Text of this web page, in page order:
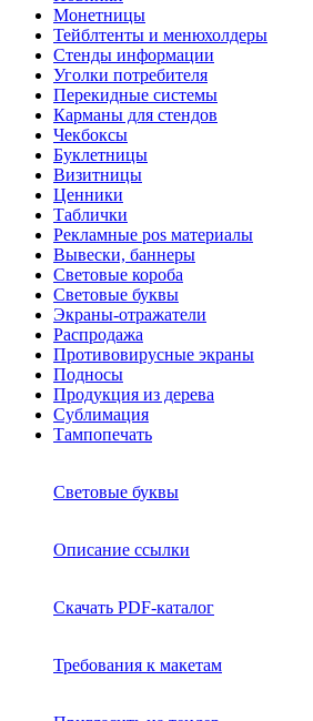
Монетницы
Тейблтенты и менюхолдеры
Стенды информации
Уголки потребителя
Перекидные системы
Карманы для стендов
Чекбоксы
Буклетницы
Визитницы
Ценники
Таблички
Рекламные pos материалы
Вывески, баннеры
Световые короба
Световые буквы
Экраны-отражатели
Распродажа
Противовирусные экраны
Подносы
Продукция из дерева
Сублимация
Тампопечать
Световые буквы
Описание ссылки
Скачать PDF-каталог
Требования к макетам